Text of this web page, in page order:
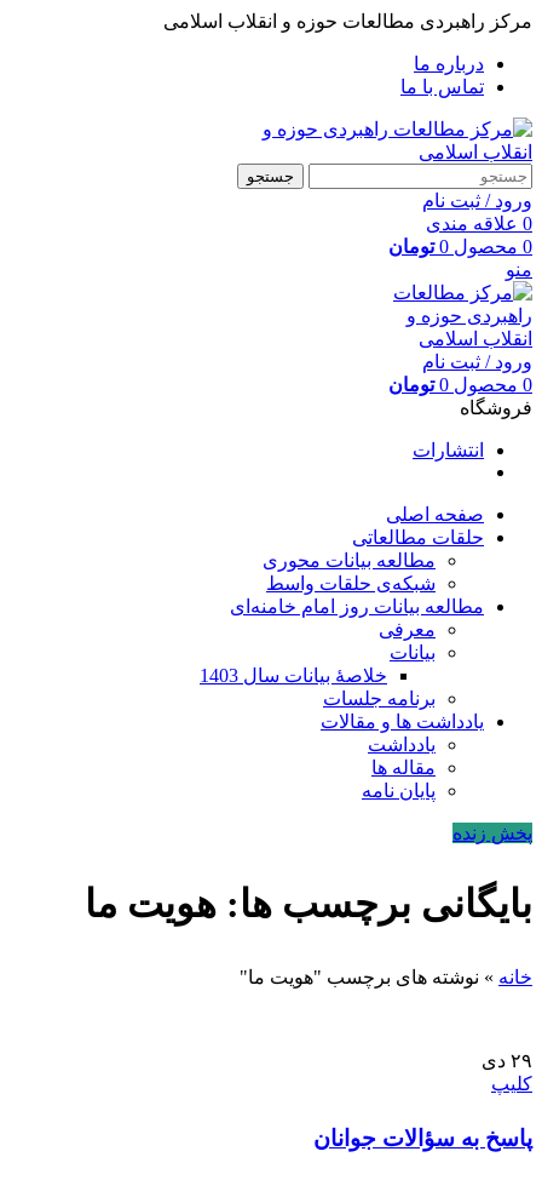
مرکز راهبردی مطالعات حوزه و انقلاب اسلامی
درباره ما
تماس با ما
جستجو
ورود / ثبت نام
0 علاقه مندی
0 محصول 0 تومان
منو
ورود / ثبت نام
0 محصول 0 تومان
فروشگاه
انتشارات
صفحه اصلی
حلقات مطالعاتی
مطالعه بیانات محوری
شبکه‌ی حلقات واسط
مطالعه بیانات روز امام خامنه‌ای
معرفی
بیانات
خلاصۀ بیانات سال 1403
برنامه جلسات
یادداشت ها و مقالات
یادداشت
مقاله ها
پایان نامه
پخش زنده
بایگانی برچسب ها: هویت ما
خانه » نوشته های برچسب "هویت ما"
۲۹ دی
کلیپ
پاسخ به سؤالات جوانان